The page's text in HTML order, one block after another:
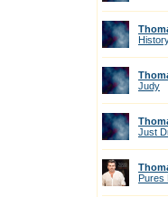
Judy
Just
Pures